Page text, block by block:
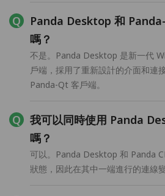
Panda Desktop 和
嗎？
不是。Panda Desktop 是新一代
戶端，採用了重新設計的介面和連
Panda-Qt 客戶端。
我可以同時使用 Panda
嗎？
可以。Panda Desktop 和 Panda
狀態，因此在其中一端進行的連線